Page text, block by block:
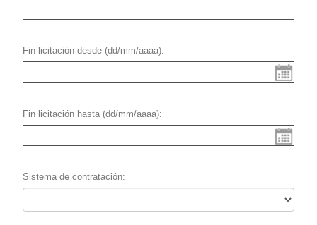
Fin licitación desde (dd/mm/aaaa)
Fin licitación hasta (dd/mm/aaaa)
Sistema de contratación